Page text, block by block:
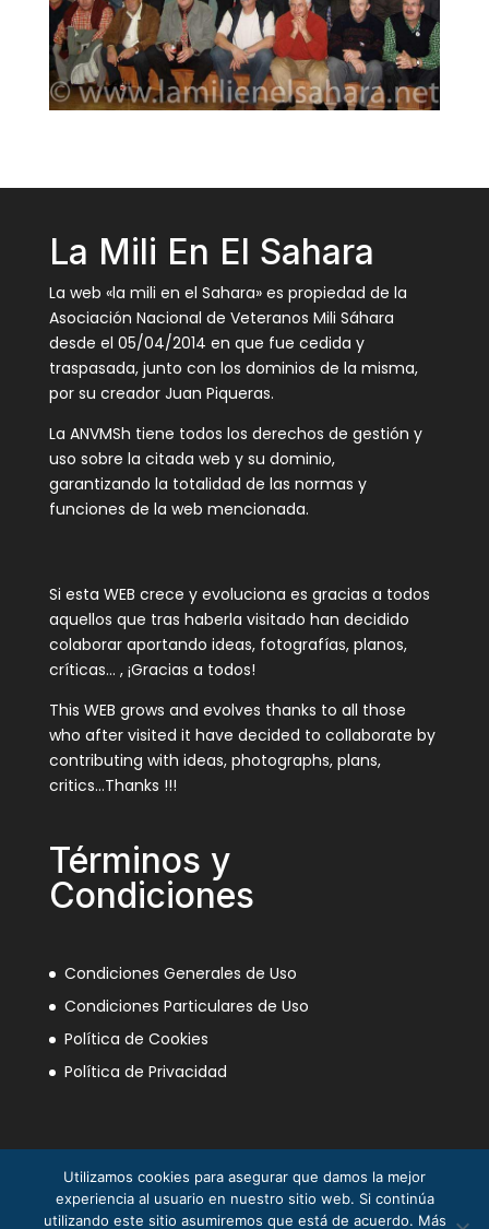
La Mili En El Sahara
La web «la mili en el Sahara» es propiedad de la
Asociación Nacional de Veteranos Mili Sáhara
desde el 05/04/2014 en que fue cedida y
traspasada, junto con los dominios de la misma,
por su creador Juan Piqueras.
La ANVMSh tiene todos los derechos de gestión y
uso sobre la citada web y su dominio,
garantizando la totalidad de las normas y
funciones de la web mencionada.
Si esta WEB crece y evoluciona es gracias a todos
aquellos que tras haberla visitado han decidido
colaborar aportando ideas, fotografías, planos,
críticas… , ¡Gracias a todos!
This WEB grows and evolves thanks to all those
who after visited it have decided to collaborate by
contributing with ideas, photographs, plans,
critics…Thanks !!!
Términos y
Condiciones
Condiciones Generales de Uso
Condiciones Particulares de Uso
Política de Cookies
Política de Privacidad
Utilizamos cookies para asegurar que damos la mejor
experiencia al usuario en nuestro sitio web. Si continúa
utilizando este sitio asumiremos que está de acuerdo. Más